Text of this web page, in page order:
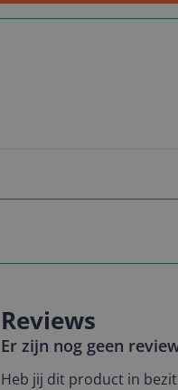
Reviews
Er zijn nog geen
Heb jij dit product in